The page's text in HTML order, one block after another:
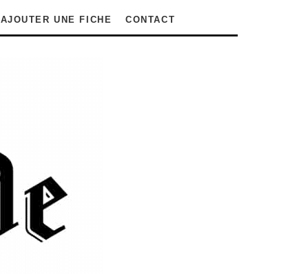
AJOUTER UNE FICHE CONTACT